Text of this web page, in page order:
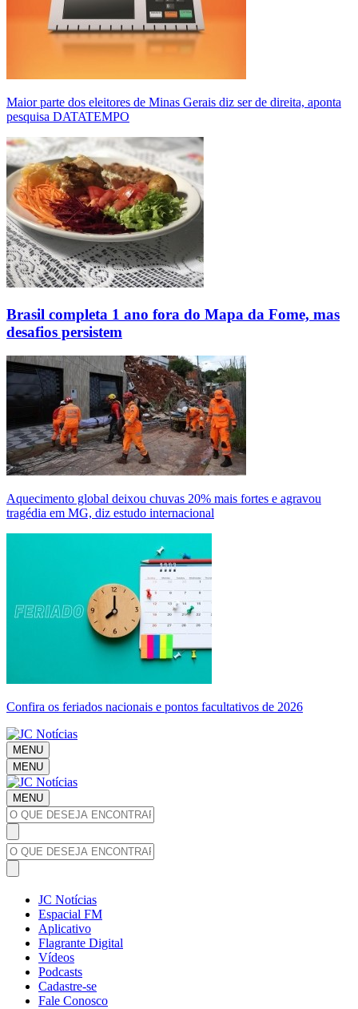
Maior parte dos eleitores de Minas Gerais diz ser de direita, aponta
pesquisa DATATEMPO
Brasil completa 1 ano fora do Mapa da Fome, mas
desafios persistem
Aquecimento global deixou chuvas 20% mais fortes e agravou
tragédia em MG, diz estudo internacional
Confira os feriados nacionais e pontos facultativos de 2026
MENU
MENU
MENU
JC Notícias
Espacial FM
Aplicativo
Flagrante Digital
Vídeos
Podcasts
Cadastre-se
Fale Conosco